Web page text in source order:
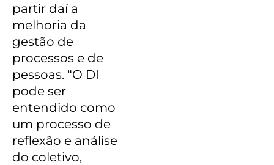
partir daí a
melhoria da
gestão de
processos e de
pessoas. “O DI
pode ser
entendido como
um processo de
reflexão e análise
do coletivo,